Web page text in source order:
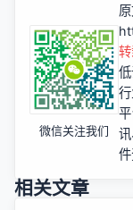
微信关注我们
原
件
相关文章